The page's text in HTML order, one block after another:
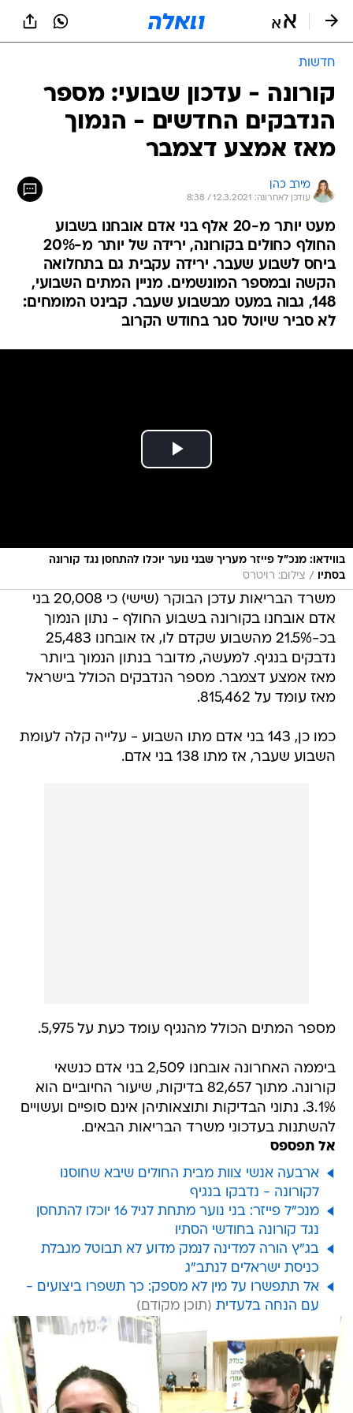
חדשות
קורונה - עדכון שבועי: מספר
הנדבקים החדשים - הנמוך
מאז אמצע דצמבר
מירב כהן
עודכן לאחרונה: 12.3.2021 / 8:38
מעט יותר מ-20 אלף בני אדם אובחנו בשבוע
החולף כחולים בקורונה, ירידה של יותר מ-20%
ביחס לשבוע שעבר. ירידה עקבית גם בתחלואה
הקשה ובמספר המונשמים. מניין המתים השבועי,
148, גבוה במעט מבשבוע שעבר. קבינט המומחים:
לא סביר שיוטל סגר בחודש הקרוב
בווידאו: מנכ"ל פייזר מעריך שבני נוער יוכלו להתחסן נגד קורונה
בסתיו
/ צילום: רויטרס
משרד הבריאות עדכן הבוקר (שישי) כי 20,008 בני
אדם אובחנו בקורונה בשבוע החולף - נתון הנמוך
בכ-21.5% מהשבוע שקדם לו, אז אובחנו 25,483
נדבקים בנגיף. למעשה, מדובר בנתון הנמוך ביותר
מאז אמצע דצמבר. מספר הנדבקים הכולל בישראל
מאז עומד על 815,462.
כמו כן, 143 בני אדם מתו השבוע - עלייה קלה לעומת
השבוע שעבר, אז מתו 138 בני אדם.
מספר המתים הכולל מהנגיף עומד כעת על 5,975.
ביממה האחרונה אובחנו 2,509 בני אדם כנשאי
קורונה. מתוך 82,657 בדיקות, שיעור החיוביים הוא
3.1%. נתוני הבדיקות ותוצאותיהן אינם סופיים ועשויים
להשתנות בעדכוני משרד הבריאות הבאים.
אל תפספס
ארבעה אנשי צוות מבית החולים שיבא שחוסנו
לקורונה - נדבקו בנגיף
מנכ"ל פייזר: בני נוער מתחת לגיל 16 יוכלו להתחסן
נגד קורונה בחודשי הסתיו
בג"ץ הורה למדינה לנמק מדוע לא תבוטל מגבלת
כניסת ישראלים לנתב"ג
אל תתפשרו על מין לא מספק: כך תשפרו ביצועים -
עם הנחה בלעדית